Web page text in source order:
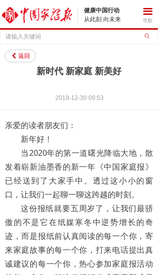
ꄙ
健康中国行动
从此刻 向未来
끀
导航
新时代 新家庭 新美好
낒 返回
2019-12-30 09:53
亲爱的读者朋友们：
新年好！
当2020年的第一道曙光降临大地，散
发着崭新油墨香的新一年《中国家庭报》
已经送到了大家手中。透过这小小的窗
口，让我们一起聊一聊这跨越的时刻。
这份报纸就要五周岁了，让我们最骄
傲的不是它在纸媒寒冬中逆势增长的奇
迹，而是报纸前认真阅读的每一个你，寄
来家庭故事的每一个你，打来电话提出真
诚建议的每一个你，热心参加家庭报活动